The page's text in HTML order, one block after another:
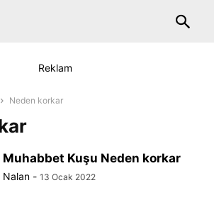
Reklam
Neden korkar
Muhabbet Kuşu Neden korkar
Nalan - 13 Ocak 2022